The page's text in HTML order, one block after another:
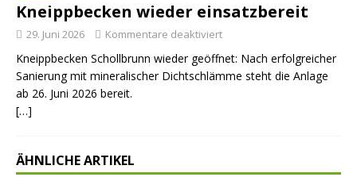
Kneippbecken wieder einsatzbereit
29. Juni 2026 Kommentare deaktiviert
Kneippbecken Schollbrunn wieder geöffnet: Nach erfolgreicher
Sanierung mit mineralischer Dichtschlämme steht die Anlage
ab 26. Juni 2026 bereit.
[…]
ÄHNLICHE ARTIKEL